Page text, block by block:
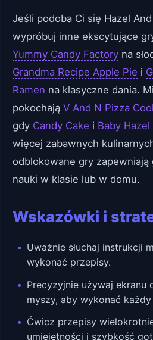
Jeśli podoba Ci się Hazel
wypróbuj inne ekscytujące
Yummy Candy Factory na
Grandma Recipe Apple Pie i
Ramen na klasyczne dania.
pokochają V And N Pizza
gdy Candy Cake i Baby
więcej zabawnych
odblokowane gry zapewniają
nauki w klasie lub w domu.
Wskazówki i
Uważnie słuchaj instrukcji
wykonać przepisy.
Precyzyjnie używaj ekranu
myszy, aby wykonać
Ćwicz przepisy
umiejętności i szybkość